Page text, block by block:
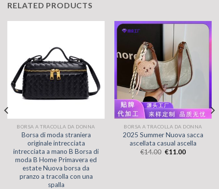
RELATED PRODUCTS
BORSA A TRACOLLA DA DONNA
Borsa di moda straniera
originale intrecciata
intrecciata a mano B Borsa di
moda B Home Primavera ed
estate Nuova borsa da
pranzo a tracolla con una
spalla
BORSA A TRACOLLA DA DONNA
2025 Summer Nuova sacca
ascellata casual ascella
€14.00 €11.00